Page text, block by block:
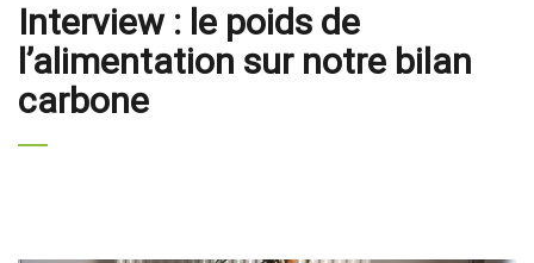
Interview : le poids de
l’alimentation sur notre bilan
carbone